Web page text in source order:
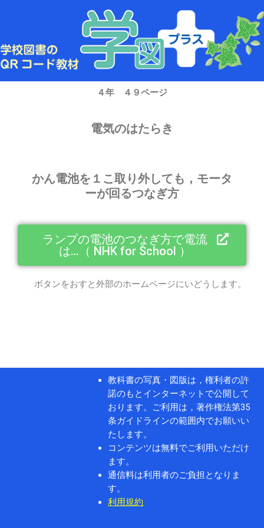
ス
キ
４年 ４９ページ
電気のはたらき
かん電池を１こ取り外しても，モータ
ーが回るつなぎ方
ランプの電池のつなぎ方で電流
は…（ NHK for School ）
ボタンをおすと外部のホームページにいどうします。
教科書の写真・図版は，権利者の許
諾のもとインターネットで公開して
おります。ご利用は，著作権法第35
条ガイドラインの範囲内でお願いい
たします。
コンテンツは無料でご利用いただけ
ます。
通信料は利用者のご負担となりま
す。
利用規約